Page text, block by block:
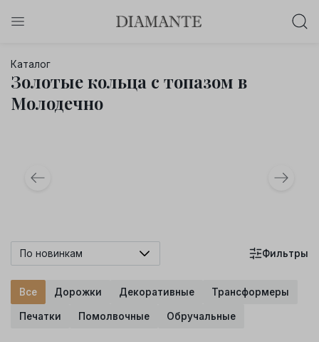
0 : 0 : 0 : 0
Каталог
Золотые кольца с топазом в
Молодечно
Все Дорожки Декоративные Трансформеры
Печатки Помолвочные Обручальные
По новинкам Фильтры